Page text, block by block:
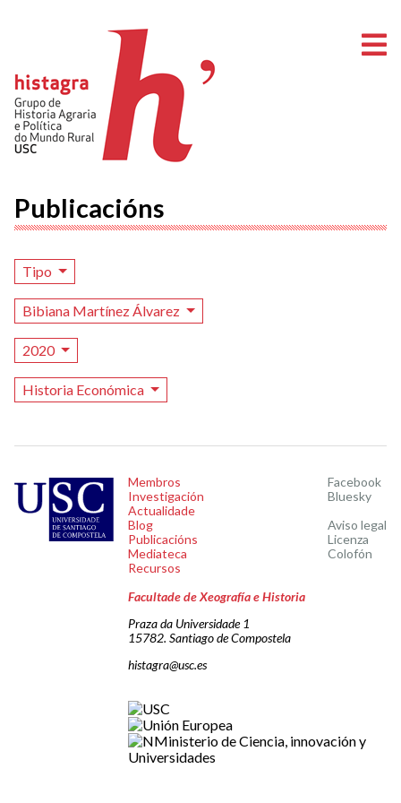
Publicacións
Tipo
Bibiana Martínez Álvarez
2020
Historia Económica
Membros
Investigación
Actualidade
Blog
Publicacións
Mediateca
Recursos
Facebook
Bluesky
Aviso legal
Licenza
Colofón
Facultade de Xeografía e Historia
Praza da Universidade 1
15782. Santiago de Compostela
histagra@usc.es